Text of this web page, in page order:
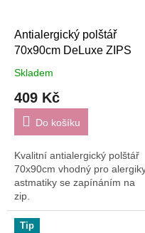
Antialergický polštář
70x90cm DeLuxe ZIPS
Skladem
409 Kč
Do košíku
Kvalitní antialergický polštář
70x90cm vhodný pro
astmatiky se zapínáním na
zip.
Tip